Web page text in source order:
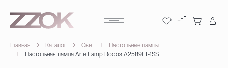
Главная Каталог Свет
Настольные лампы
Настольная лампа Arte Lamp Rodos A2589LT-1SS